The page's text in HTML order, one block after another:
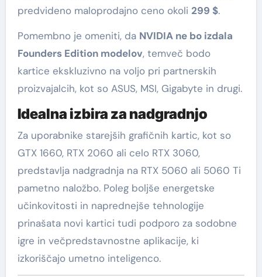
predvideno maloprodajno ceno okoli 299 $.
Pomembno je omeniti, da NVIDIA ne bo izdala
Founders Edition modelov, temveč bodo
kartice ekskluzivno na voljo pri partnerskih
proizvajalcih, kot so ASUS, MSI, Gigabyte in drugi.
Idealna izbira za nadgradnjo
Za uporabnike starejših grafičnih kartic, kot so
GTX 1660, RTX 2060 ali celo RTX 3060,
predstavlja nadgradnja na RTX 5060 ali 5060 Ti
pametno naložbo. Poleg boljše energetske
učinkovitosti in naprednejše tehnologije
prinašata novi kartici tudi podporo za sodobne
igre in večpredstavnostne aplikacije, ki
izkoriščajo umetno inteligenco.